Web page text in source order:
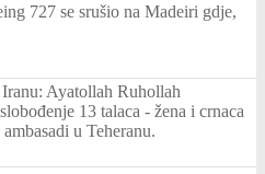
727 se srušio na Madeiri gdje,
Ayatollah Ruhollah
13 talaca - žena i crnaca
u Teheranu.